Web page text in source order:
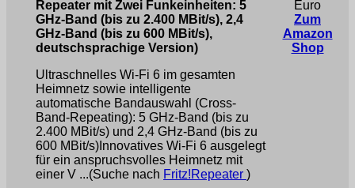
Repeater mit Zwei Funkeinheiten: 5
GHz-Band (bis zu 2.400 MBit/s), 2,4
GHz-Band (bis zu 600 MBit/s),
deutschsprachige Version)
Ultraschnelles Wi-Fi 6 im gesamten
Heimnetz sowie intelligente
automatische Bandauswahl (Cross-
Band-Repeating): 5 GHz-Band (bis zu
2.400 MBit/s) und 2,4 GHz-Band (bis zu
600 MBit/s)Innovatives Wi-Fi 6 ausgelegt
für ein anspruchsvolles Heimnetz mit
einer V ...(Suche nach Fritz!Repeater )
Euro
Zum
Amazon
Shop